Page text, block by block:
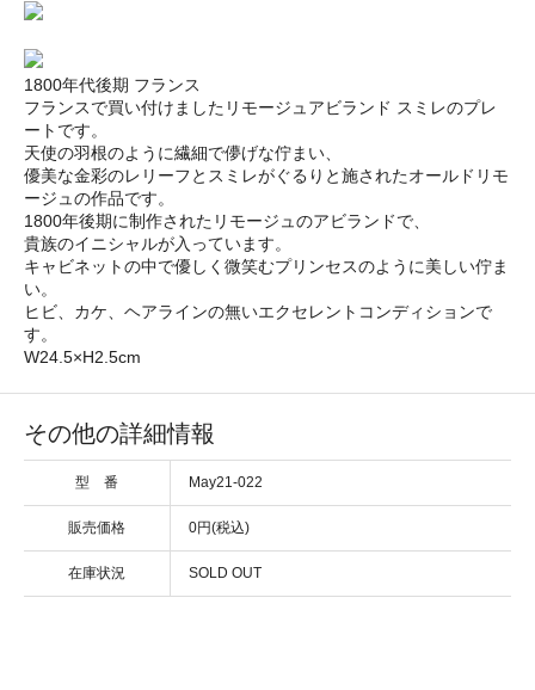
1800年代後期 フランス
フランスで買い付けましたリモージュアビランド スミレのプレ
ートです。
天使の羽根のように繊細で儚げな佇まい、
優美な金彩のレリーフとスミレがぐるりと施されたオールドリモ
ージュの作品です。
1800年後期に制作されたリモージュのアビランドで、
貴族のイニシャルが入っています。
キャビネットの中で優しく微笑むプリンセスのように美しい佇ま
い。
ヒビ、カケ、ヘアラインの無いエクセレントコンディションで
す。
W24.5×H2.5cm
その他の詳細情報
型 番 May21-022
販売価格 0円(税込)
在庫状況 SOLD OUT